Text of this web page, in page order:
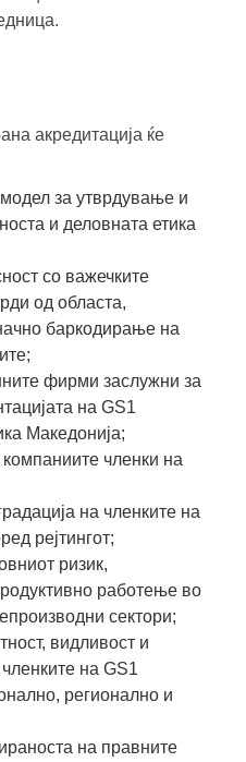
акредитација ќе
за утврдување и
и деловната етика
со важечките
од областа,
баркодирање на
фирми заслужни за
на GS1
Македонија;
членки на
на членките на
рејтингот;
ризик,
работење во
сектори;
видливост и
на GS1
регионално и
на правните